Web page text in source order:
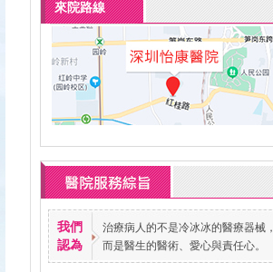
來院路線
我們
認為
治療病人的不是冷冰冰的醫療器械，
而是醫生的醫術、愛心與責任心。